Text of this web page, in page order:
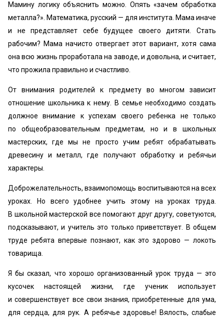
Мамину логику объяснить можно. Опять «зачем обработка
металла?». Математика, русский — для института. Мама иначе
и не представляет себе будущее своего дитяти. Стать
рабочим? Мама начисто отвергает этот вариант, хотя сама
она всю жизнь проработала на заводе, и довольна, и считает,
что прожила правильно и счастливо.
От внимания родителей к предмету во многом зависит
отношение школьника к нему. В семье необходимо создать
должное внимание к успехам своего ребенка не только
по общеобразовательным предметам, но и в школьных
мастерских, где мы не просто учим ребят обрабатывать
древесину и металл, где получают обработку и ребячьи
характеры.
Доброжелательность, взаимопомощь воспитываются на всех
уроках. Но всего удобнее учить этому на уроках труда.
В школьной мастерской все помогают друг другу, советуются,
подсказывают, и учитель это только приветствует. В общем
труде ребята впервые познают, как это здорово — локоть
товарища.
Я бы сказал, что хорошо организованный урок труда — это
кусочек настоящей жизни, где ученик использует
и совершенствует все свои знания, приобретенные для ума,
для сердца, для рук. А ребячье здоровье! Вялость, слабые